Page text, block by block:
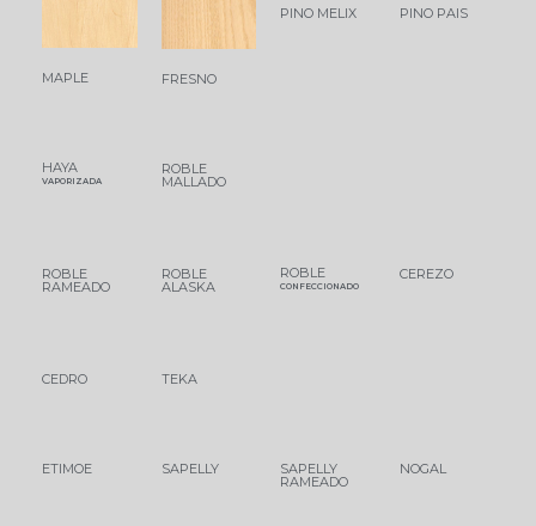
MAPLE FRESNO
PINO MELIX PINO PAIS
HAYA
VAPORIZADA
ROBLE
MALLADO
ROBLE
RAMEADO
ROBLE
ALASKA
ROBLE
CONFECCIONADO
CEREZO
CEDRO TEKA
ETIMOE SAPELLY SAPELLY
RAMEADO
NOGAL